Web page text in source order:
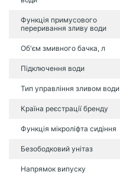
Функція примусового
переривання зливу води
Об'єм змивного бачка, л
Підключення води
Тип управління зливом води
Країна реєстрації бренду
Функція мікроліфта сидіння
Безободковий унітаз
Напрямок випуску